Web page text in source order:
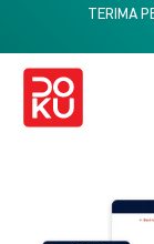
TERIMA